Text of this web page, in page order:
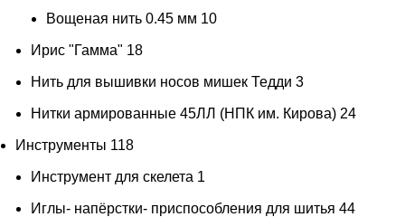
Вощеная нить 0.45 мм 10
Ирис "Гамма" 18
Нить для вышивки носов мишек Тедди 3
Нитки армированные 45ЛЛ (НПК им. Кирова) 24
Инструменты 118
Инструмент для скелета 1
Иглы- напёрстки- приспособления для шитья 44